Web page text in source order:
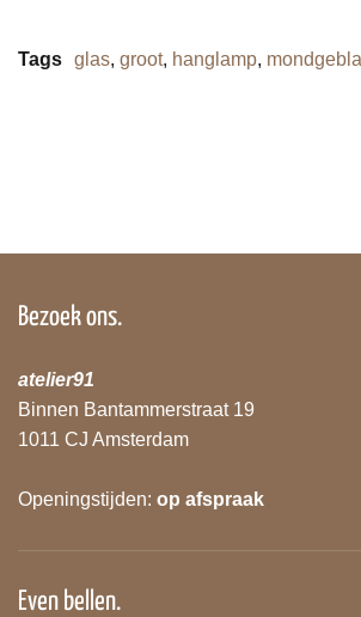
Tags glas, groot, hanglamp,
Bezoek ons.
atelier91
Binnen Bantammerstraat 19
1011 CJ Amsterdam
Openingstijden: op afspraak
Even bellen.